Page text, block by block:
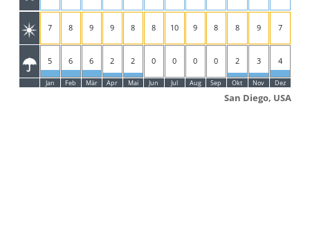
7 8 9 9 8 8 10 9 8 8 9 7
5 6 6 2 2 0 0 0 0 2 3 4
Jan Feb Mär Apr Mai Jun Jul Aug Sep Okt Nov Dez
San Diego, USA